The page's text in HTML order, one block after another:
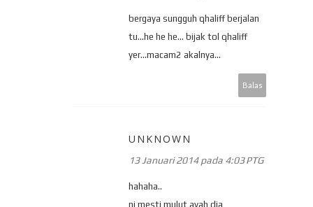
bergaya sungguh qhaliff berjalan
tu...he he he... bijak tol qhaliff
yer...macam2 akalnya...
Balas
UNKNOWN
13 Januari 2014 pada 4:03 PTG
hahaha..
ni mesti mulut ayah dia